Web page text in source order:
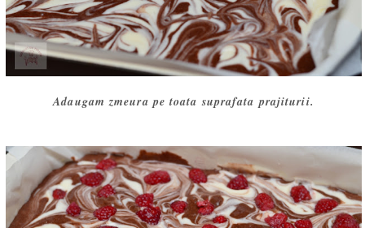
Adaugam zmeura pe toata suprafata prajiturii.